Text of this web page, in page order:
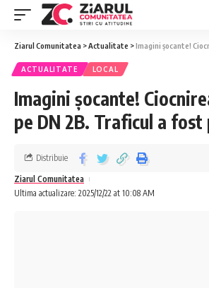
Ziarul Comunitatea >Actualitate >Imagini șocante! Ciocnirea
ACTUALITATE LOCAL
Imagini șocante!
pe DN 2B. Traficul a
Ultima actualizare: 2025/12/22 at 10:08 AM
Ziarul Comunitatea
Distribuie